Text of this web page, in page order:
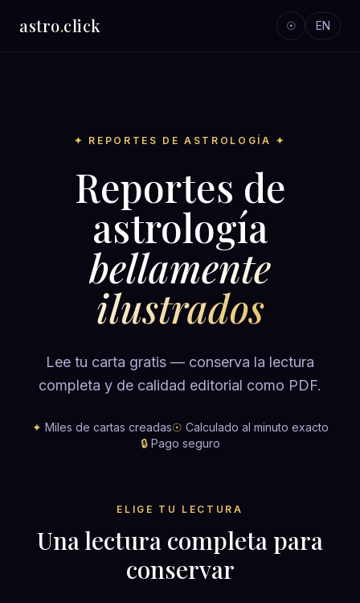
astro.click ☉ EN
✦ REPORTES DE ASTROLOGÍA ✦
Reportes de
astrología
bellamente
ilustrados
Lee tu carta gratis — conserva la lectura
completa y de calidad editorial como PDF.
✦ Miles de cartas creadas☉ Calculado al minuto exacto
🔒Pago seguro
ELIGE TU LECTURA
Una lectura completa para
conservar